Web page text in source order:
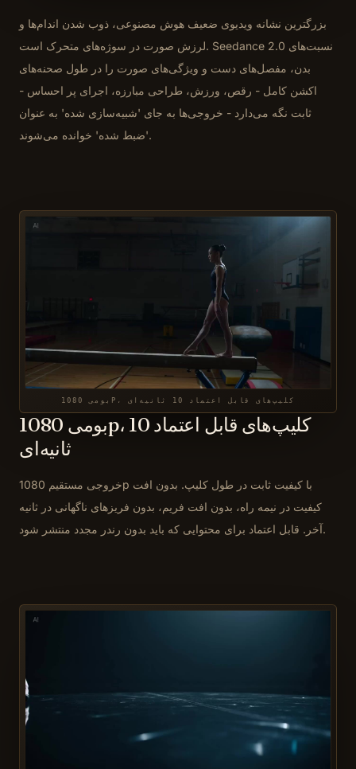
بزرگترین نشانه ویدیوی ضعیف هوش مصنوعی، ذوب شدن اندام‌ها و
لرزش صورت در سوژه‌های متحرک است. Seedance 2.0 نسبت‌های
بدن، مفصل‌های دست و ویژگی‌های صورت را در طول صحنه‌های
اکشن کامل - رقص، ورزش، طراحی مبارزه، اجرای پر احساس -
ثابت نگه می‌دارد - خروجی‌ها به جای 'شبیه‌سازی شده' به عنوان
'ضبط شده' خوانده می‌شوند.
بومی 1080P، کلیپ‌های قابل اعتماد 10 ثانیه‌ای
بومی 1080p، کلیپ‌های قابل اعتماد 10
ثانیه‌ای
خروجی مستقیم 1080p با کیفیت ثابت در طول کلیپ. بدون افت
کیفیت در نیمه راه، بدون افت فریم، بدون فریزهای ناگهانی در ثانیه
آخر. قابل اعتماد برای محتوایی که باید بدون رندر مجدد منتشر شود.